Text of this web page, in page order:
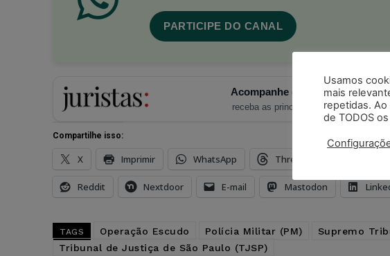
PARTICIPE DO CANAL
Acompanhe o Juristas no
receba as principais notícias jurídicas
Compartilhe isso:
X Imprimir WhatsApp Threads
Reddit Nextdoor E-mail Mastodon
TAGS Operação Escudo Polícia Militar (PM)
Supremo
Tribunal de Justiça de São Paulo (TJSP)
Usamos
mais
repetidas. Ao
de TODOS